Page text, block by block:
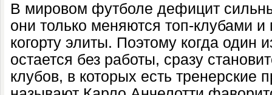
В мировом футболе дефицит
они только меняются топ-клубами и
когорту элиты. Поэтому когда один
остается без работы, сразу
клубов, в которых есть тренерские